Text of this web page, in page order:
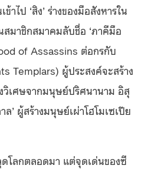
าไป ‘สิง’ ร่างของมือสังหารใน
มาชิกสมาคมลับชื่อ ‘ภาคีมือ
of Assassins ต่อกรกับ
Templars) ผู้ประสงค์จะสร้าง
วิเศษจากมนุษย์ปริศนานาม อิสุ
’ ผู้สร้างมนุษย์เผ่าโฮโมเซเปีย
โลกตลอดมา แต่จุดเด่นของซี